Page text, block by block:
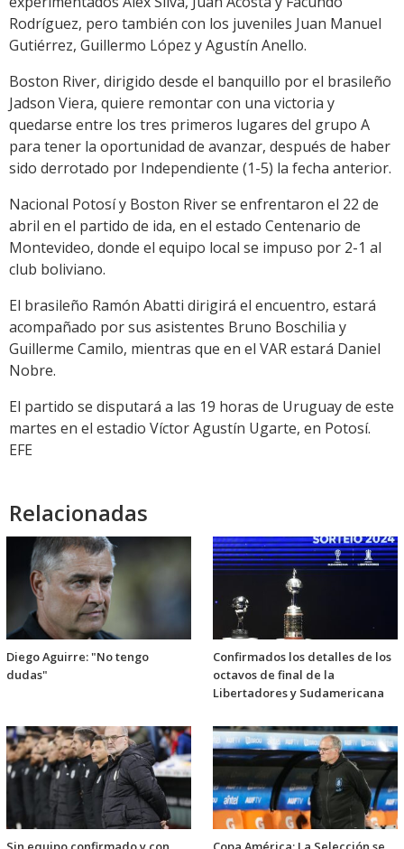
Rodríguez, pero también con los juveniles Juan Manuel
Gutiérrez, Guillermo López y Agustín Anello.
Boston River, dirigido desde el banquillo por el brasileño
Jadson Viera, quiere remontar con una victoria y
quedarse entre los tres primeros lugares del grupo A
para tener la oportunidad de avanzar, después de haber
sido derrotado por Independiente (1-5) la fecha anterior.
Nacional Potosí y Boston River se enfrentaron el 22 de
abril en el partido de ida, en el estado Centenario de
Montevideo, donde el equipo local se impuso por 2-1 al
club boliviano.
El brasileño Ramón Abatti dirigirá el encuentro, estará
acompañado por sus asistentes Bruno Boschilia y
Guillerme Camilo, mientras que en el VAR estará Daniel
Nobre.
El partido se disputará a las 19 horas de Uruguay de este
martes en el estadio Víctor Agustín Ugarte, en Potosí.
EFE
Relacionadas
Diego Aguirre: "No tengo
dudas"
Confirmados los detalles de los
octavos de final de la
Libertadores y Sudamericana